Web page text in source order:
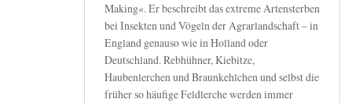
Making«. Er beschreibt das extreme Artensterben
bei Insekten und Vögeln der Agrarlandschaft – in
England genauso wie in Holland oder
Deutschland. Rebhühner, Kiebitze,
Haubenlerchen und Braunkehlchen und selbst die
früher so häufige Feldlerche werden immer